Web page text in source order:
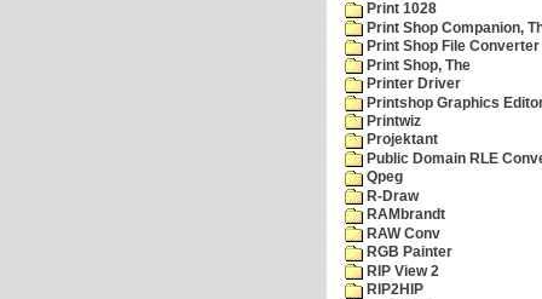
Print 1028
Print Shop Companion,
Print Shop File Converter
Print Shop, The
Printer Driver
Printshop Graphics
Printwiz
Projektant
Public Domain RLE
Qpeg
R-Draw
RAMbrandt
RAW Conv
RGB Painter
RIP View 2
RIP2HIP